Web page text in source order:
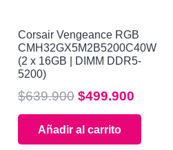
precio
actual
Corsair Vengeance RGB
CMH32GX5M2B5200C40W
(2 x 16GB | DIMM DDR5-
5200)
$639.900 El
precio
original
$499.900
precio
Añadir al carrito